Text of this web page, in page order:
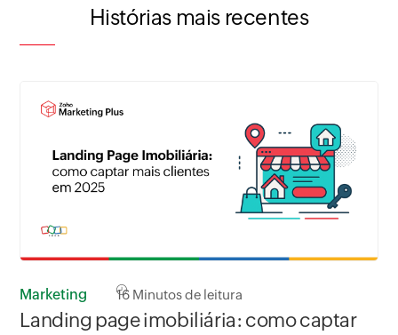
Histórias mais recentes
Marketing 16 Minutos de leitura
Landing page imobiliária: como captar